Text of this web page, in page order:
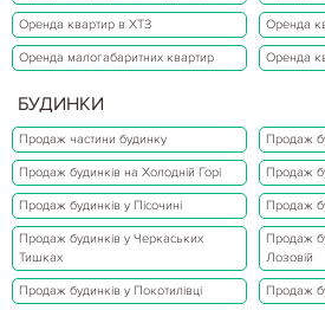
Оренда квартир в ХТЗ Оренда
Оренда малогабаритних квартир Оренда
БУДИНКИ
Продаж частини будинку Продаж
Продаж будинків на Холодній Горі Продаж
Продаж будинків у Пісочині Продаж
Продаж будинків у Черкаських
Тишках
Продаж
Лозовій
Продаж будинків у Покотилівці Продаж